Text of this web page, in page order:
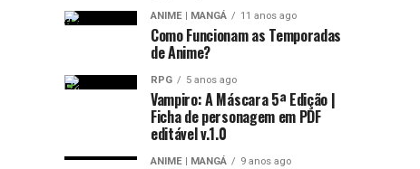
ANIME | MANGÁ 11 anos ago
Como Funcionam as Temporadas
de Anime?
RPG 5 anos ago
Vampiro: A Máscara 5ª Edição |
Ficha de personagem em PDF
editável v.1.0
ANIME | MANGÁ 9 anos ago